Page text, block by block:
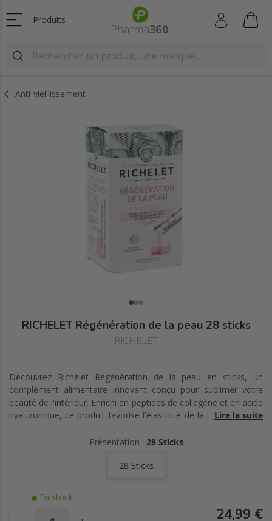
Produits
Anti-vieillissement
RICHELET Régénération de la peau 28 sticks
RICHELET
Découvrez Richelet Régénération de la peau en sticks, un
complément alimentaire innovant conçu pour sublimer votre
beauté de l'intérieur. Enrichi en peptides de collagène et en acide
hyaluronique, ce produit favorise l'élasticité de la peau et réduit
protège les cellules du stress oxydatif, tandis que les vitamines
gluten, sans lactose et sans colorant artificiel est idéale pour
de fraise et kiwi, ces sticks vous accompagnent au quotidien
pour un éclat naturel et renouvelé. Offrez à votre peau la
régénération dont elle a besoin avec Richelet, la marque qui allie
Lire la suite
Présentation : 28 Sticks
28 Sticks
En stock
24,99 €